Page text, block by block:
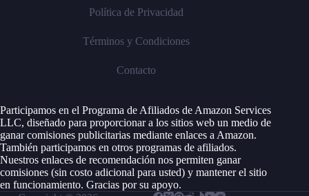
Política de Privacidad
Términos y Condiciones
Contacto
Participamos en el Programa de Afiliados de Amazon Services
LLC, diseñado para proporcionar a los sitios web un medio de
ganar comisiones publicitarias mediante enlaces a Amazon.
También participamos en otros programas de afiliados.
Nuestros enlaces de recomendación nos permiten ganar
comisiones (sin costo adicional para usted) y mantener el sitio
en funcionamiento. Gracias por su apoyo.